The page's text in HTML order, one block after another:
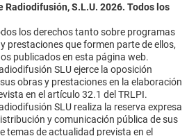
Radiodifusión, S.L.U. 2026. Todos los
los derechos tanto sobre programas
prestaciones que formen parte de ellos,
publicados en esta página web.
SLU ejerce la oposición
obras y prestaciones en la elaboración
en el artículo 32.1 del TRLPI.
SLU realiza la reserva expresa
y comunicación pública de sus
temas de actualidad prevista en el